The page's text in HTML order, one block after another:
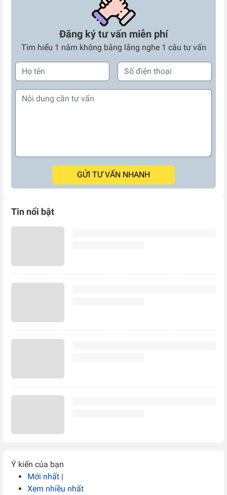
Đăng ký tư vấn miễn phí
Tìm hiểu 1 năm không bằng lắng nghe 1 câu tư vấn
GỬI TƯ VẤN NHANH
Tin nổi bật
Ý kiến của bạn
Mới nhất |
Xem nhiều nhất